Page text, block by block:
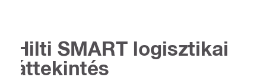
Hilti SMART logisztikai
áttekintés